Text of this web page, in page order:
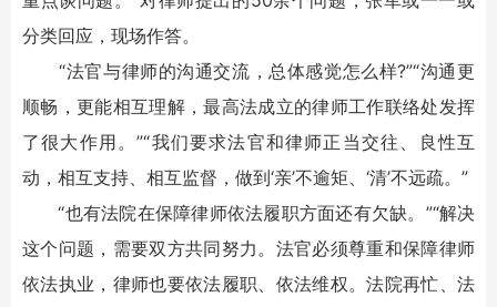
分类回应，现场作答。
“法官与律师的沟通交流，总体感觉怎么样?”“沟通更
顺畅，更能相互理解，最高法成立的律师工作联络处发挥
了很大作用。”“我们要求法官和律师正当交往、良性互
动，相互支持、相互监督，做到‘亲’不逾矩、‘清’不远疏。”
“也有法院在保障律师依法履职方面还有欠缺。”“解决
这个问题，需要双方共同努力。法官必须尊重和保障律师
依法执业，律师也要依法履职、依法维权。法院再忙、法